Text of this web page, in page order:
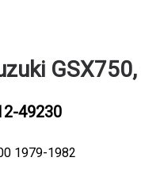
49230
1979-1982